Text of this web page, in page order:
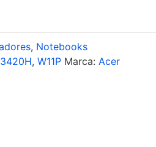
, Notebooks
, W11P Marca: Acer